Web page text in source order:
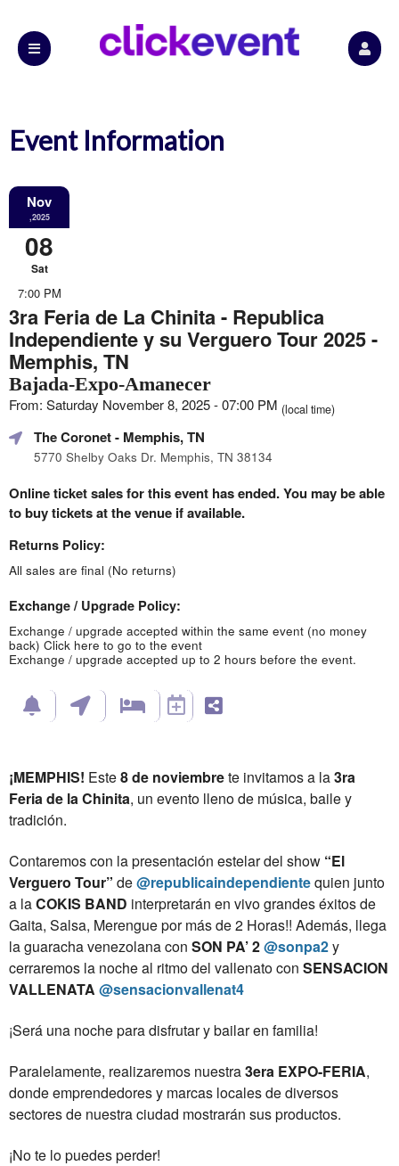
Event Information
Nov
,2025
08
Sat
7:00 PM
3ra Feria de La Chinita - Republica
Independiente y su Verguero Tour 2025 -
Memphis, TN
Bajada-Expo-Amanecer
From: Saturday November 8, 2025 - 07:00 PM (local time)
The Coronet- Memphis, TN
5770 Shelby Oaks Dr. Memphis, TN 38134
Online ticket sales for this event has ended. You may be able
to buy tickets at the venue if available.
Returns Policy:
All sales are final (No returns)
Exchange / Upgrade Policy:
Exchange / upgrade accepted within the same event (no money
back) Click here to go to the event
Exchange / upgrade accepted up to 2 hours before the event.
¡MEMPHIS! Este8 de noviembrete invitamos a la3ra
Feria de la Chinita, un evento lleno de música, baile y
tradición.
Contaremos con la presentación estelar del show “El
Verguero Tour” de@republicaindependientequien junto
a laCOKIS BAND interpretarán en vivo grandes éxitos de
Gaita, Salsa, Merengue por más de 2 Horas!! Además, llega
la guaracha venezolanacon SON PA’ 2@sonpa2y
cerraremos la noche al ritmo del vallenato con SENSACION
VALLENATA @sensacionvallenat4
¡Será una noche para disfrutar y bailar en familia!
Paralelamente, realizaremos nuestra3era EXPO-FERIA,
donde emprendedores y marcas locales de diversos
sectores de nuestra ciudad mostrarán sus productos.
¡No te lo puedes perder!